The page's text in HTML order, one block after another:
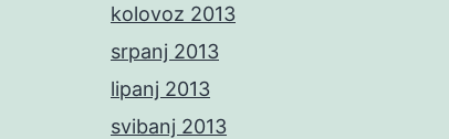
kolovoz 2013
srpanj 2013
lipanj 2013
svibanj 2013